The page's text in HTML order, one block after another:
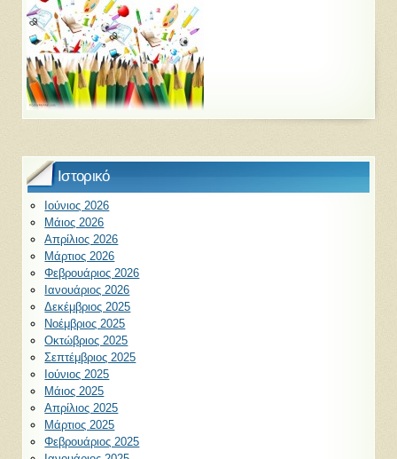
Ιστορικό
Ιούνιος 2026
Μάιος 2026
Απρίλιος 2026
Μάρτιος 2026
Φεβρουάριος 2026
Ιανουάριος 2026
Δεκέμβριος 2025
Νοέμβριος 2025
Οκτώβριος 2025
Σεπτέμβριος 2025
Ιούνιος 2025
Μάιος 2025
Απρίλιος 2025
Μάρτιος 2025
Φεβρουάριος 2025